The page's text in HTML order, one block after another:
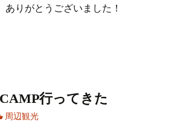
ありがとうございました！
行ってきた
周辺観光